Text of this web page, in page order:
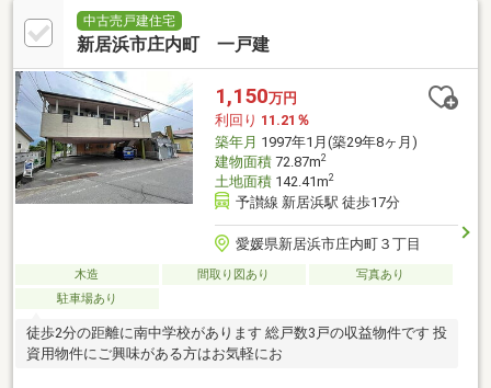
中古売戸建住宅
新居浜市庄内町 一戸建
1,150万円
利回り 11.21％
築年月 1997年1月(築29年8ヶ月)
建物面積72.87m2
土地面積142.41m2
予讃線 新居浜駅 徒歩17分
愛媛県新居浜市庄内町３丁目
木造 間取り図あり
写真あり
駐車場あり
徒歩2分の距離に南中学校があります 総戸数3戸の収益物件です 投
資用物件にご興味がある方はお気軽にお